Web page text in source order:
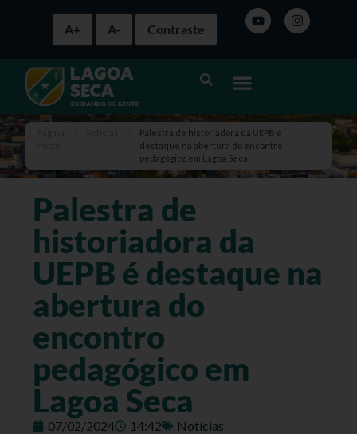
A+ A- Contraste
Palestra de historiadora da UEPB é
destaque na abertura do encontro
pedagógico em Lagoa Seca
Palestra de
historiadora da
UEPB é destaque na
abertura do
encontro
pedagógico em
Lagoa Seca
07/02/2024 14:42 Notícias